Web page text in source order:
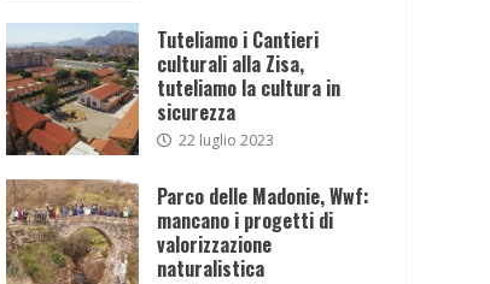
Tuteliamo i Cantieri
culturali alla Zisa,
tuteliamo la cultura in
sicurezza
22 luglio 2023
Parco delle Madonie, Wwf:
mancano i progetti di
valorizzazione
naturalistica